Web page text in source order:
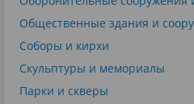
Общественные здания и
Соборы и кирхи
Скульптуры и мемориалы
Парки и скверы